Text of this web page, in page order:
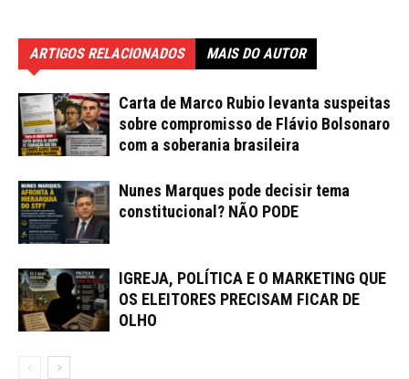
ARTIGOS RELACIONADOS MAIS DO AUTOR
Carta de Marco Rubio levanta suspeitas
sobre compromisso de Flávio Bolsonaro
com a soberania brasileira
Nunes Marques pode decisir tema
constitucional? NÃO PODE
IGREJA, POLÍTICA E O MARKETING QUE
OS ELEITORES PRECISAM FICAR DE
OLHO